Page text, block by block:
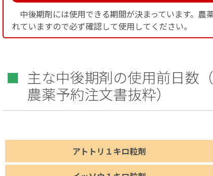
中後期剤には使用できる期間が決まっています。農
れていますので必ず確認して使用してください。
主な中後期剤の使用前日数
農薬予約注文書抜粋）
アトトリ１キロ粒剤